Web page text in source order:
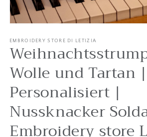
in
Modal
öffnen
EMBROIDERY STORE DI LETIZIA
Wolle und Tartan |
Personalisiert |
Nussknacker
Embroidery store